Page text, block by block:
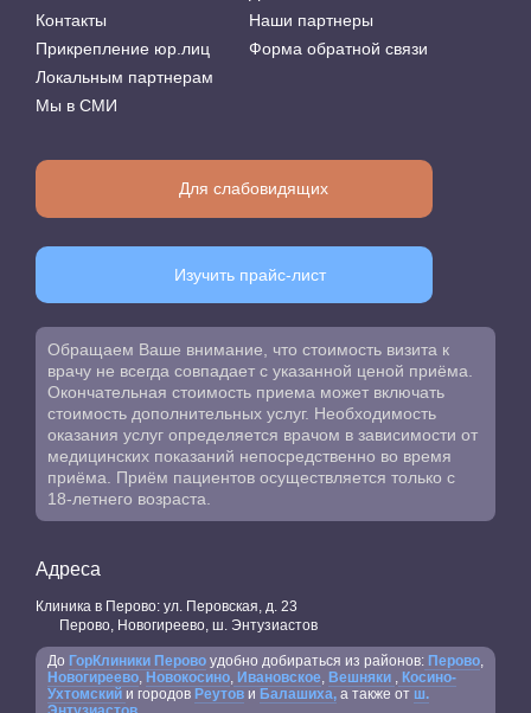
Контакты
Прикрепление юр.лиц
Локальным партнерам
Мы в СМИ
Наши партнеры
Форма обратной связи
Для слабовидящих
Изучить прайс-лист
Обращаем Ваше внимание, что стоимость визита к
врачу не всегда совпадает с указанной ценой приёма.
Окончательная стоимость приема может включать
стоимость дополнительных услуг. Необходимость
оказания услуг определяется врачом в зависимости от
медицинских показаний непосредственно во время
приёма. Приём пациентов осуществляется только с
18-летнего возраста.
Адреса
Клиника в Перово: ул. Перовская, д. 23
Перово, Новогиреево, ш. Энтузиастов
До ГорКлиники Перово удобно добираться из районов: Перово,
Новогиреево, Новокосино, Ивановское, Вешняки , Косино-
Ухтомский и городов Реутов и Балашиха, а также от ш.